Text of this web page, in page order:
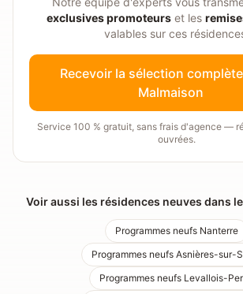
exclusives promoteurs et les
valables sur ces
Recevoir la sélection complète
Malmaison
Service 100 % gratuit, sans frais d'agence —
ouvrées.
Voir aussi les résidences neuves dans
Programmes neufs Nanterre
Programmes neufs Asnières-sur-
Programmes neufs Levallois-